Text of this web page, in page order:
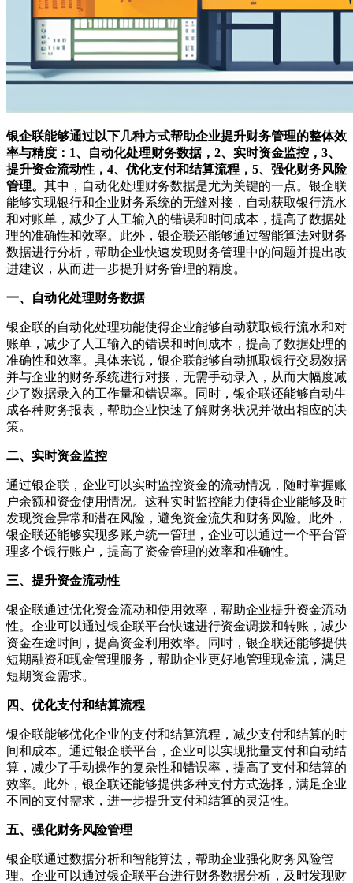
银企联能够通过以下几种方式帮助企业提升财务管理的整体效
率与精度：1、自动化处理财务数据，2、实时资金监控，3、
提升资金流动性，4、优化支付和结算流程，5、强化财务风险
管理。 其中，自动化处理财务数据是尤为关键的一点。银企联
能够实现银行和企业财务系统的无缝对接，自动获取银行流水
和对账单，减少了人工输入的错误和时间成本，提高了数据处
理的准确性和效率。此外，银企联还能够通过智能算法对财务
数据进行分析，帮助企业快速发现财务管理中的问题并提出改
进建议，从而进一步提升财务管理的精度。
一、自动化处理财务数据
银企联的自动化处理功能使得企业能够自动获取银行流水和对
账单，减少了人工输入的错误和时间成本，提高了数据处理的
准确性和效率。具体来说，银企联能够自动抓取银行交易数据
并与企业的财务系统进行对接，无需手动录入，从而大幅度减
少了数据录入的工作量和错误率。同时，银企联还能够自动生
成各种财务报表，帮助企业快速了解财务状况并做出相应的决
策。
二、实时资金监控
通过银企联，企业可以实时监控资金的流动情况，随时掌握账
户余额和资金使用情况。这种实时监控能力使得企业能够及时
发现资金异常和潜在风险，避免资金流失和财务风险。此外，
银企联还能够实现多账户统一管理，企业可以通过一个平台管
理多个银行账户，提高了资金管理的效率和准确性。
三、提升资金流动性
银企联通过优化资金流动和使用效率，帮助企业提升资金流动
性。企业可以通过银企联平台快速进行资金调拨和转账，减少
资金在途时间，提高资金利用效率。同时，银企联还能够提供
短期融资和现金管理服务，帮助企业更好地管理现金流，满足
短期资金需求。
四、优化支付和结算流程
银企联能够优化企业的支付和结算流程，减少支付和结算的时
间和成本。通过银企联平台，企业可以实现批量支付和自动结
算，减少了手动操作的复杂性和错误率，提高了支付和结算的
效率。此外，银企联还能够提供多种支付方式选择，满足企业
不同的支付需求，进一步提升支付和结算的灵活性。
五、强化财务风险管理
银企联通过数据分析和智能算法，帮助企业强化财务风险管
理。企业可以通过银企联平台进行财务数据分析，及时发现财